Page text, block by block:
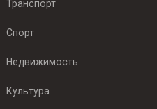
Транспорт
Спорт
Недвижимость
Культура